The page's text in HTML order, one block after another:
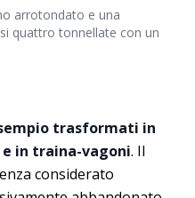
arrotondato e una
quattro tonnellate con un
trasformati in
in traina-vagoni. Il
considerato